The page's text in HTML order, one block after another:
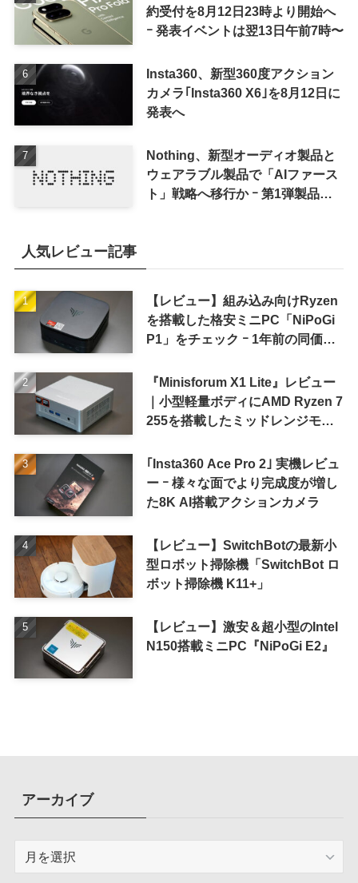
約受付を8月12日23時より開始へ
ｰ 発表イベントは翌13日午前7時〜
Insta360、新型360度アクション
カメラ｢Insta360 X6｣を8月12日に
発表へ
Nothing、新型オーディオ製品と
ウェアラブル製品で「AIファース
ト」戦略へ移行か ｰ 第1弾製品は
人気レビュー記事
【レビュー】組み込み向けRyzen
を搭載した格安ミニPC「NiPoGi
P1」をチェック ｰ 1年前の同価格
『Minisforum X1 Lite』レビュー
｜小型軽量ボディにAMD Ryzen 7
255を搭載したミッドレンジモデ
｢Insta360 Ace Pro 2｣ 実機レビュ
ー ｰ 様々な面でより完成度が増し
た8K AI搭載アクションカメラ
【レビュー】SwitchBotの最新小
型ロボット掃除機「SwitchBot ロ
ボット掃除機 K11+」
【レビュー】激安＆超小型のIntel
N150搭載ミニPC『NiPoGi E2』
アーカイブ